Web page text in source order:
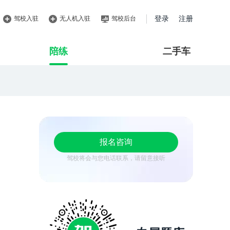
驾校入驻 无人机入驻 驾校后台 登录 注册
陪练 二手车
报名咨询
驾校将会与您电话联系，请留意接听